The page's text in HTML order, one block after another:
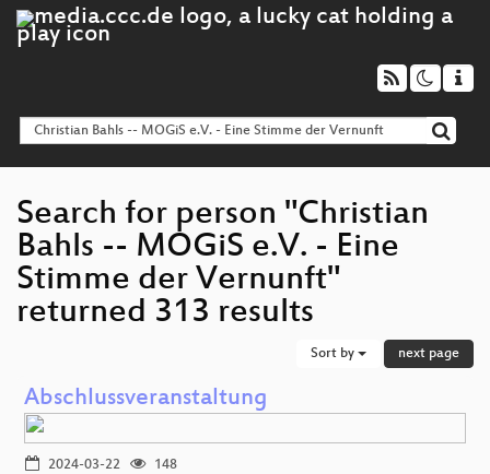
Search for person "Christian
Bahls -- MOGiS e.V. - Eine
Stimme der Vernunft"
returned 313 results
Sort by next page
Abschlussveranstaltung
2024-03-22
148